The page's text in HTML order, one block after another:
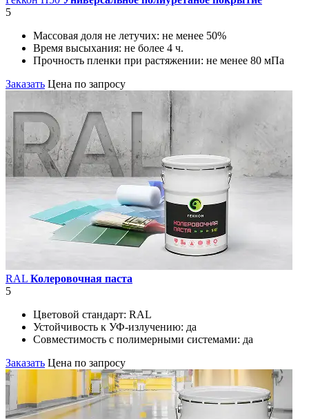
5
Массовая доля не летучих: не менее 50%
Время высыхания: не более 4 ч.
Прочность пленки при растяжении: не менее 80 мПа
Заказать Цена по запросу
RAL Колеровочная паста
5
Цветовой стандарт: RAL
Устойчивость к УФ-излучению: да
Совместимость с полимерными системами: да
Заказать Цена по запросу